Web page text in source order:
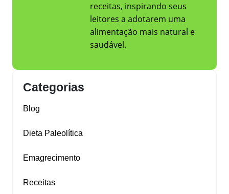
receitas, inspirando seus
leitores a adotarem uma
alimentação mais natural e
saudável.
Categorias
Blog
Dieta Paleolítica
Emagrecimento
Receitas